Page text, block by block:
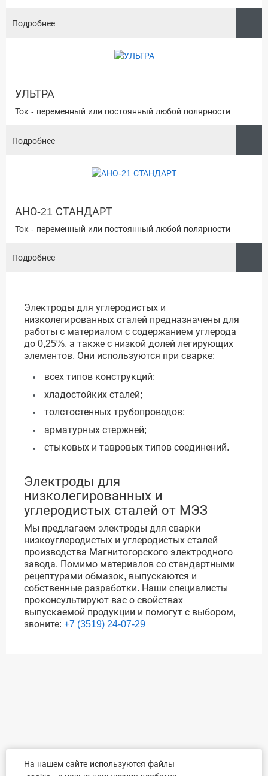
Подробнее
УЛЬТРА
Ток - переменный или постоянный любой полярности
Подробнее
АНО-21 СТАНДАРТ
Ток - переменный или постоянный любой полярности
Подробнее
Электроды для углеродистых и
низколегированных сталей предназначены для
работы с материалом с содержанием углерода
до 0,25%, а также с низкой долей легирующих
элементов. Они используются при сварке:
всех типов конструкций;
хладостойких сталей;
толстостенных трубопроводов;
арматурных стержней;
стыковых и тавровых типов соединений.
Электроды для
низколегированных и
углеродистых сталей от МЭЗ
Мы предлагаем электроды для сварки
низкоуглеродистых и углеродистых сталей
производства Магнитогорского электродного
завода. Помимо материалов со стандартными
рецептурами обмазок, выпускаются и
собственные разработки. Наши специалисты
проконсультируют вас о свойствах
выпускаемой продукции и помогут с выбором,
звоните: +7 (3519) 24-07-29
На нашем сайте используются файлы